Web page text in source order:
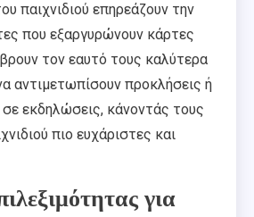
παιχνιδιού επηρεάζουν την
που εξαργυρώνουν κάρτες
τον εαυτό τους καλύτερα
αντιμετωπίσουν προκλήσεις ή
εκδηλώσεις, κάνοντάς τους
πιο ευχάριστες και
για